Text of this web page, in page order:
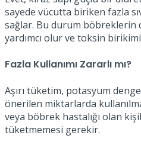
sayede vücutta biriken fazla
sağlar. Bu durum böbreklerin
yardımcı olur ve toksin
Fazla Kullanımı Zararlı mı?
Aşırı tüketim, potasyum
önerilen miktarlarda
veya böbrek hastalığı olan
tüketmemesi gerekir.